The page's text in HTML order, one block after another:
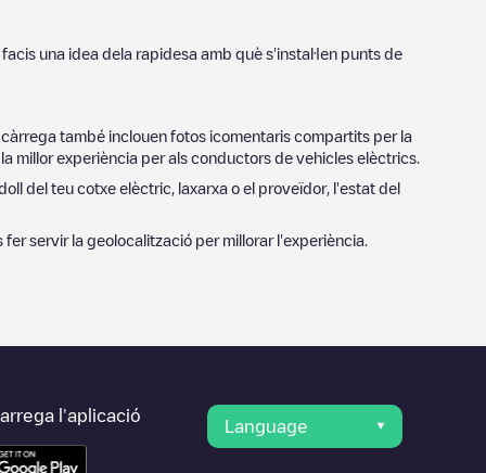
una idea dela rapidesa amb què s'instal·len punts de
càrrega també inclouen fotos icomentaris compartits per la
millor experiència per als conductors de vehicles elèctrics.
del teu cotxe elèctric, laxarxa o el proveïdor, l'estat del
fer servir la geolocalització per millorar l'experiència.
l'aplicació
Language